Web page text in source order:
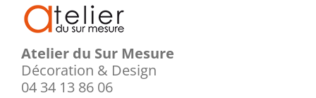
Atelier du Sur Mesure
Décoration & Design
04 34 13 86 06